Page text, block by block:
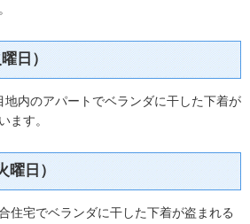
日）
内のアパートでベランダに干した下着が
ます。
曜日）
住宅でベランダに干した下着が盗まれる